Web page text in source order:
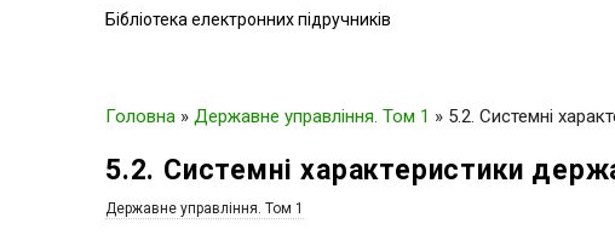
Бібліотека електронних підручників
Головна » Державне управління. Том 1 » 5.2. Системні
5.2. Системні характеристики
Державне управління. Том 1